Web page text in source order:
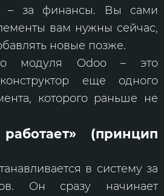
– за финансы. Вы сами
вам нужны сейчас,
новые позже.
модуля Odoo – это
еще одного
которого раньше не
(принцип
в систему за
Он сразу начинает